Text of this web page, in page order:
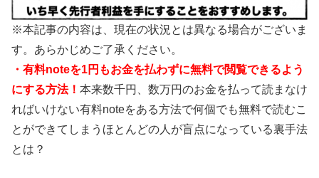
※本記事の内容は、現在の状況とは異なる場合がございま
す。あらかじめご了承ください。
・有料noteを1円もお金を払わずに無料で閲覧できるよう
にする方法！ 本来数千円、数万円のお金を払って読まなけ
ればいけない有料noteをある方法で何個でも無料で読むこ
とができてしまうほとんどの人が盲点になっている裏手法
とは？